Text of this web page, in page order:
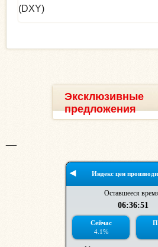
(DXY)
Эксклюзивные
предложения